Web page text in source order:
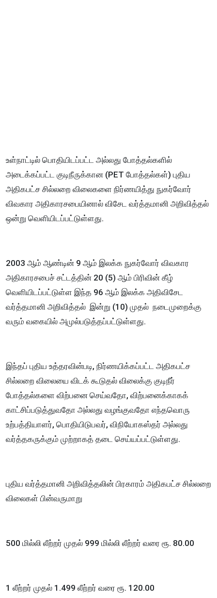
உள்நாட்டில் பொதியிடப்பட்ட அல்லது போத்தல்களில்
அடைக்கப்பட்ட குடிநீருக்கான (PET போத்தல்கள்) புதிய
அதிகபட்ச சில்லறை விலைகளை நிர்ணயித்து நுகர்வோர்
விவகார அதிகாரசபையினால் விசேட வர்த்தமானி அறிவித்தல்
ஒன்று வெளியிடப்பட்டுள்ளது.
2003 ஆம் ஆண்டின் 9 ஆம் இலக்க நுகர்வோர் விவகார
அதிகாரசபைச் சட்டத்தின் 20 (5) ஆம் பிரிவின் கீழ்
வெளியிடப்பட்டுள்ள இந்த 96 ஆம் இலக்க அதிவிசேட
வர்த்தமானி அறிவித்தல் இன்று (10) முதல் நடைமுறைக்கு
வரும் வகையில் அமுல்படுத்தப்பட்டுள்ளது.
இந்தப் புதிய உத்தரவின்படி, நிர்ணயிக்கப்பட்ட அதிகபட்ச
சில்லறை விலையை விடக் கூடுதல் விலைக்கு குடிநீர்
போத்தல்களை விற்பனை செய்வதோ, விற்பனைக்காகக்
காட்சிப்படுத்துவதோ அல்லது வழங்குவதோ எந்தவொரு
உற்பத்தியாளர், பொதியிடுபவர், விநியோகஸ்தர் அல்லது
வர்த்தகருக்கும் முற்றாகத் தடை செய்யப்பட்டுள்ளது.
புதிய வர்த்தமானி அறிவித்தலின் பிரகாரம் அதிகபட்ச சில்லறை
விலைகள் பின்வருமாறு
500 மில்லி லீற்றர் முதல் 999 மில்லி லீற்றர் வரை ரூ. 80.00
1 லீற்றர் முதல் 1.499 லீற்றர் வரை ரூ. 120.00